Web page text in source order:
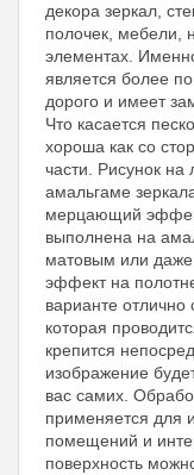
декора зеркал,
полочек, мебели,
элементах.
является более
дорого и имеет
Что касается
хороша как со
части. Рисунок на
амальгаме
мерцающий
выполнена на
матовым или
эффект на
варианте отлично
которая
крепится
изображение
вас самих.
применяется для
помещений и
поверхность